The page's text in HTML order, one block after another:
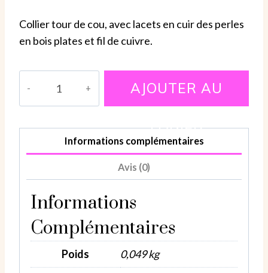
Collier tour de cou, avec lacets en cuir des perles
en bois plates et fil de cuivre.
en
cordon
cuir
avec
AJOUTER AU
PANIER
Informations complémentaires
Avis (0)
Informations
Complémentaires
Poids 0,049 kg